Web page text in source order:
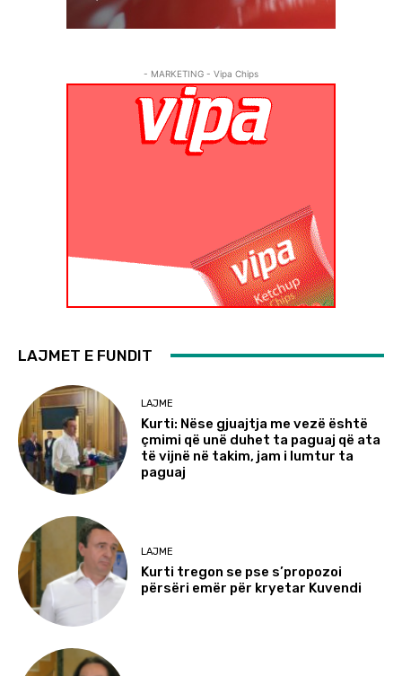
- MARKETING - Vipa Chips
LAJMET E FUNDIT
LAJME
Kurti: Nëse gjuajtja me vezë është
çmimi që unë duhet ta paguaj që ata
të vijnë në takim, jam i lumtur ta
paguaj
LAJME
Kurti tregon se pse s’propozoi
përsëri emër për kryetar Kuvendi